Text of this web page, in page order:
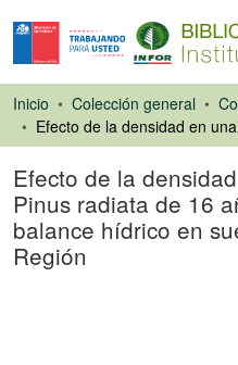
Inicio Colección general
Efecto de la
Pinus radiata de 16
balance hídrico en
Región